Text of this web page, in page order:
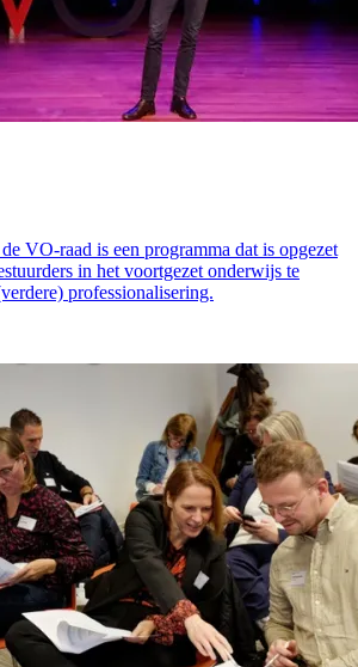
VO-raad is een programma dat is opgezet
in het voortgezet onderwijs te
professionalisering.